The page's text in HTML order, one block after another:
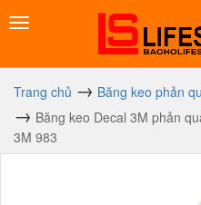
Trang chủ
Băng keo phản
Băng keo Decal 3M phản
3M 983